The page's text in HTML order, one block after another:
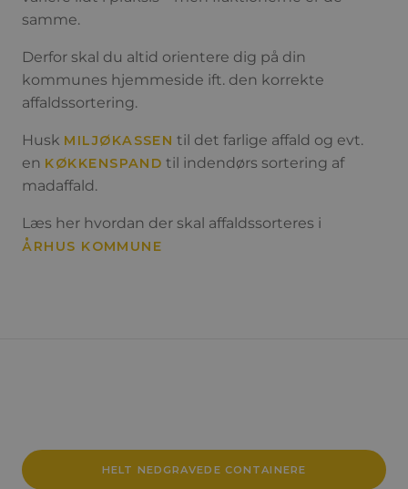
samme.
Derfor skal du altid orientere dig på din
kommunes hjemmeside ift. den korrekte
affaldssortering.
Husk MILJØKASSEN til det farlige affald og evt.
en KØKKENSPAND til indendørs sortering af
madaffald.
Læs her hvordan der skal affaldssorteres i
ÅRHUS KOMMUNE
HELT NEDGRAVEDE CONTAINERE